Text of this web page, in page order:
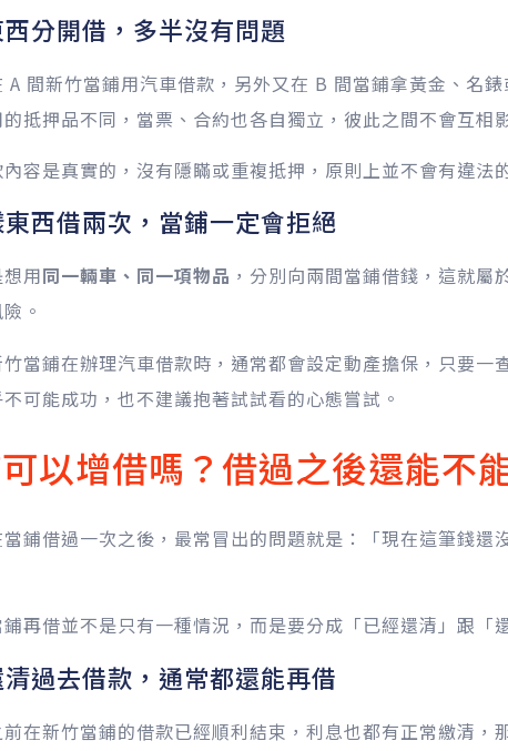
分開借，多半沒有問題
A 間新竹當鋪用汽車借款，另外又在 B 間當鋪拿黃金、名
抵押品不同，當票、合約也各自獨立，彼此之間不會互相
容是真實的，沒有隱瞞或重複抵押，原則上並不會有違法
西借兩次，當鋪一定會拒絕
用同一輛車、同一項物品 ，分別向兩間當鋪借錢，這就
。
當鋪在辦理汽車借款時，通常都會設定動產擔保，只要
可能成功，也不建議抱著試試看的心態嘗試。
以增借嗎？借過之後還能不
鋪借過一次之後，最常冒出的問題就是：「現在這筆錢
再借並不是只有一種情況，而是要分成「已經還清」跟「
過去借款，通常都還能再借
在新竹當鋪的借款已經順利結束，利息也都有正常繳清